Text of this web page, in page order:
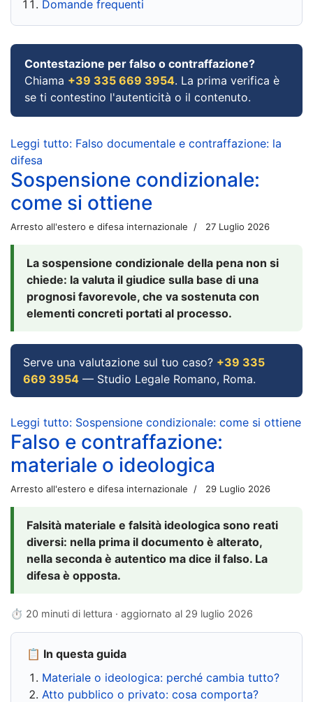
Domande frequenti
Contestazione per falso o contraffazione?
Chiama +39 335 669 3954. La prima verifica è
se ti contestino l'autenticità o il contenuto.
Leggi tutto: Falso documentale e contraffazione: la
difesa
Sospensione condizionale:
come si ottiene
Arresto all'estero e difesa internazionale 27 Luglio 2026
La sospensione condizionale della pena non si
chiede: la valuta il giudice sulla base di una
prognosi favorevole, che va sostenuta con
elementi concreti portati al processo.
Serve una valutazione sul tuo caso? +39 335
669 3954 — Studio Legale Romano, Roma.
Leggi tutto: Sospensione condizionale: come si ottiene
Falso e contraffazione:
materiale o ideologica
Arresto all'estero e difesa internazionale 29 Luglio 2026
Falsità materiale e falsità ideologica sono reati
diversi: nella prima il documento è alterato,
nella seconda è autentico ma dice il falso. La
difesa è opposta.
⏱ 20 minuti di lettura · aggiornato al 29 luglio 2026
📋 In questa guida
Materiale o ideologica: perché cambia tutto?
Atto pubblico o privato: cosa comporta?